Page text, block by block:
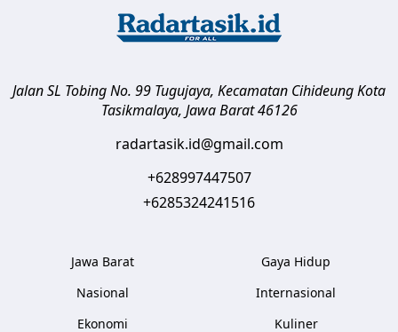
Jalan SL Tobing No. 99 Tugujaya, Kecamatan CihideungKota
Tasikmalaya, Jawa Barat 46126
radartasik.id@gmail.com
+628997447507
+6285324241516
Jawa Barat
Nasional
Ekonomi
Gaya Hidup
Internasional
Kuliner